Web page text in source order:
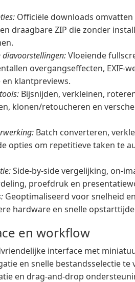
Officiële downloads omvatten
draagbare ZIP die zonder
diavoorstellingen:Vloeiende
overgangseffecten, EXIF-
klantpreviews.
Bijsnijden, verkleinen,
klonen/retoucheren en
Batch converteren,
opties om repetitieve taken te
Side-by-side vergelijking, on-
proefdruk en
Geoptimaliseerd voor snelheid
hardware en snelle
en workflow
interface met
en snelle bestandsselectie te
en drag-and-drop